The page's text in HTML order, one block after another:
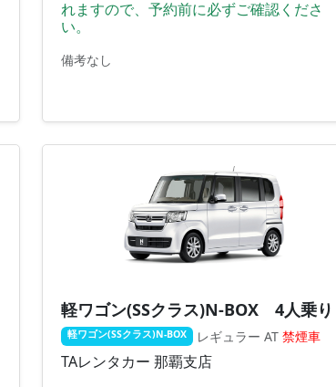
れますので、予約前に必ずご確認くださ
い。
備考なし
軽ワゴン(SSクラス)N-BOX 4人乗り
軽ワゴン(SSクラス)N-BOX レギュラー AT 禁煙車
TAレンタカー 那覇支店